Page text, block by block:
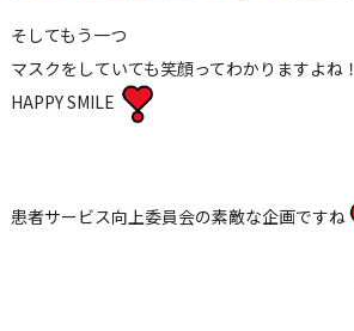
そしてもう一つ
マスクをしていても笑顔ってわかりますよね！
HAPPY SMILE
患者サービス向上委員会の素敵な企画ですね